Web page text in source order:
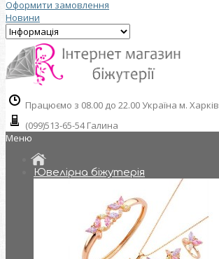
Оформити замовлення
Новини
Працюємо з 08.00 до 22.00 Україна м. Харків
(099)513-65-54 Галина
Меню
Ювелірна біжутерія